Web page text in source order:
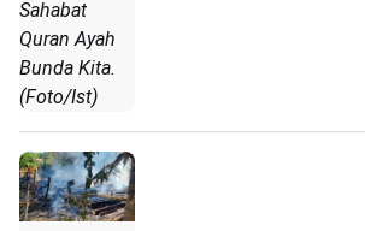
Sahabat
Quran Ayah
Bunda Kita.
(Foto/Ist)